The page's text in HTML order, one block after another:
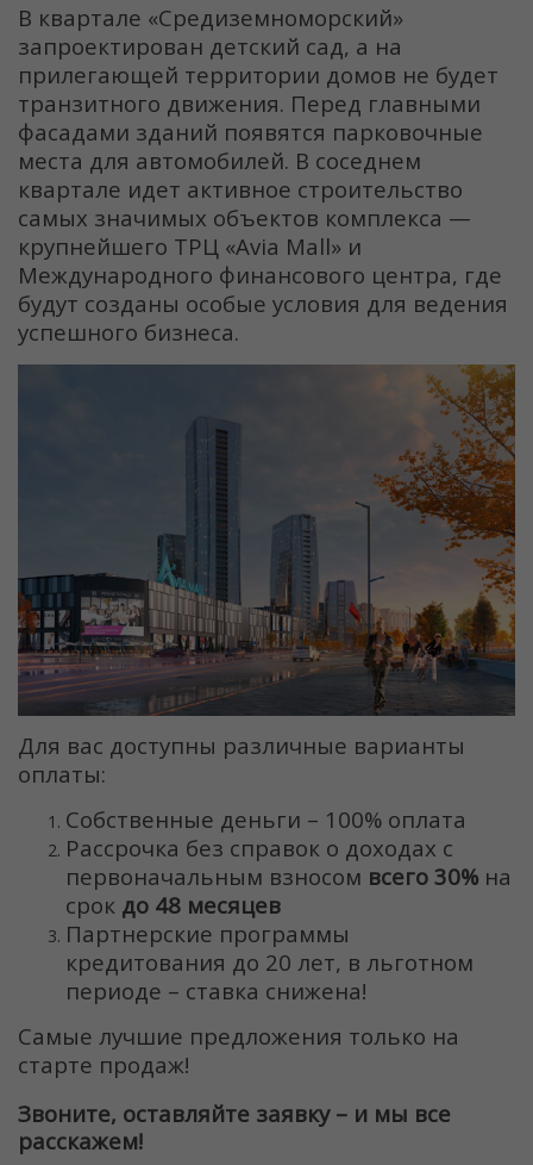
В квартале «Средиземноморский»
запроектирован детский сад, а на
прилегающей территории домов не будет
транзитного движения. Перед главными
фасадами зданий появятся парковочные
места для автомобилей. В соседнем
квартале идет активное строительство
самых значимых объектов комплекса —
крупнейшего ТРЦ «Avia Mall» и
Международного финансового центра, где
будут созданы особые условия для ведения
успешного бизнеса.
Для вас доступны различные варианты
оплаты:
Собственные деньги – 100% оплата
Рассрочка без справок о доходах с
первоначальным взносом всего 30% на
срок до 48 месяцев
Партнерские программы
кредитования до 20 лет, в льготном
периоде – ставка снижена!
Самые лучшие предложения только на
старте продаж!
Звоните, оставляйте заявку – и мы все
расскажем!